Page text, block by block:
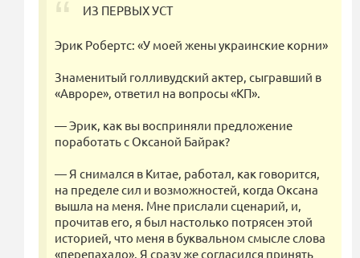
ИЗ ПЕРВЫХ УСТ
Эрик Робертс: «У моей жены украинские корни»
Знаменитый голливудский актер, сыгравший в
«Авроре», ответил на вопросы «КП».
— Эрик, как вы восприняли предложение
поработать с Оксаной Байрак?
— Я снимался в Китае, работал, как говорится,
на пределе сил и возможностей, когда Оксана
вышла на меня. Мне прислали сценарий, и,
прочитав его, я был настолько потрясен этой
историей, что меня в буквальном смысле слова
«перепахало». Я сразу же согласился принять